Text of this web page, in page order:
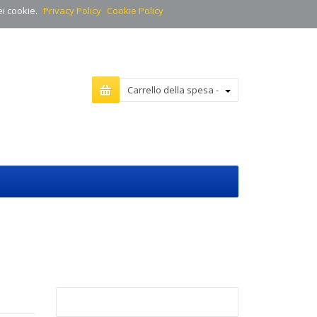
cookie. Privacy Policy Cookie Policy
Carrello della spesa -